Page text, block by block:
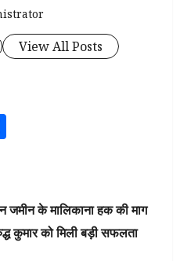
View All Posts
के मालिकाना हक की माग
कुमार को मिली बड़ी सफलता